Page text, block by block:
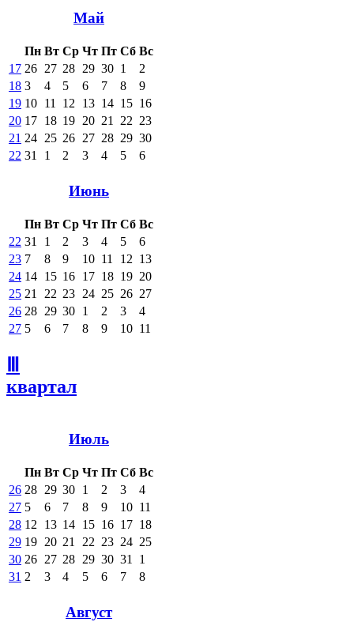
Май
Пн Вт Ср Чт Пт Сб Вс
17 26 27 28 29 30 1
2
18 3 4 5 6 7 8
9
19 10 11 12 13 14 15 16
20 17 18 19 20 21 22 23
21 24 25 26 27 28 29 30
22 31 1 2 3 4 5 6
Июнь
Пн Вт Ср Чт Пт Сб Вс
22 31 1 2 3 4 5
6
23 7 8 9 10 11 12 13
24 14 15 16 17 18 19 20
25 21 22 23 24 25 26 27
26 28 29 30 1 2 3
4
27 5 6 7 8 9 10 11
квартал
Июль
Пн Вт Ср Чт Пт Сб Вс
26 28 29 30 1 2 3
4
27 5 6 7 8 9 10 11
28 12 13 14 15 16 17 18
29 19 20 21 22 23 24 25
30 26 27 28 29 30 31
1
31 2 3 4 5 6 7 8
Август